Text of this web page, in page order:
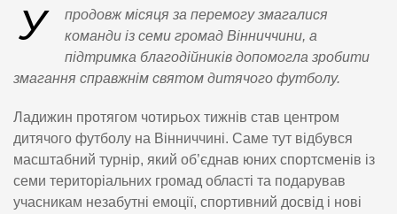
У
продовж місяця за перемогу змагалися
команди із семи громад Вінниччини, а
підтримка благодійників допомогла зробити
змагання справжнім святом дитячого футболу.
Ладижин протягом чотирьох тижнів став центром
дитячого футболу на Вінниччині. Саме тут відбувся
масштабний турнір, який об’єднав юних спортсменів із
семи територіальних громад області та подарував
учасникам незабутні емоції, спортивний досвід і нові